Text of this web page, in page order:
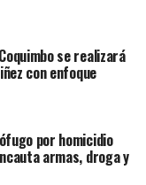
se realizará
con enfoque
por homicidio
armas, droga y